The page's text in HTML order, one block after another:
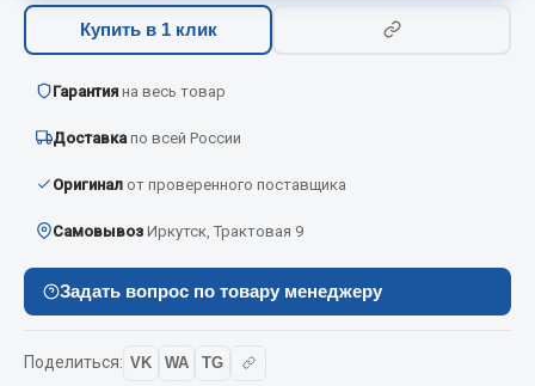
Аптечки и знаки автомобильные
Брызговики
Вентиляторы кабины
Смазочные материалы
Купить в 1 клик
Гарантия на весь товар
Доставка по всей России
Оригинал от проверенного поставщика
Самовывоз Иркутск, Трактовая 9
Задать вопрос по товару менеджеру
Поделиться: VK WA TG